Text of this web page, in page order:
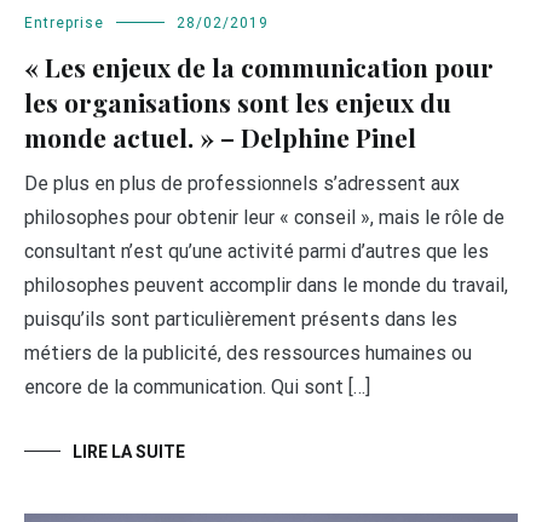
Entreprise 28/02/2019
« Les enjeux de la communication pour
les organisations sont les enjeux du
monde actuel. » – Delphine Pinel
De plus en plus de professionnels s’adressent aux
philosophes pour obtenir leur « conseil », mais le rôle de
consultant n’est qu’une activité parmi d’autres que les
philosophes peuvent accomplir dans le monde du travail,
puisqu’ils sont particulièrement présents dans les
métiers de la publicité, des ressources humaines ou
encore de la communication. Qui sont […]
LIRE LA SUITE